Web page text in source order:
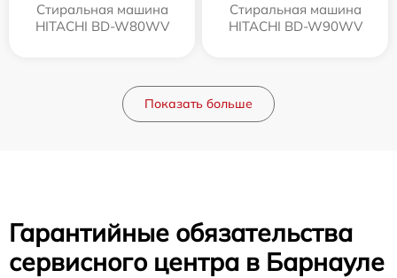
Стиральная машина
HITACHI BD-W80WV
Стиральная машина
HITACHI BD-W90WV
Показать больше
Гарантийные обязательства
сервисного центра в Барнауле